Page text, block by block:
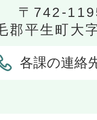
〒742-
郡平生町大
各課の連絡